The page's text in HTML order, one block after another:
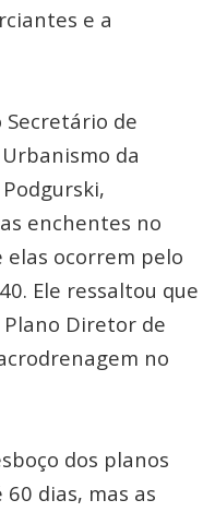
e a
Secretário de
da
enchentes no
elas ocorrem pelo
Ele ressaltou que
Diretor de
no
dos planos
dias, mas as